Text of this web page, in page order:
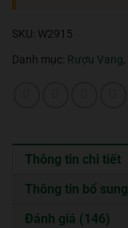
SKU: W2915
Danh mục: Rượu Vang,
Thông tin chi tiết
Thông tin bổ sung
Đánh giá (146)